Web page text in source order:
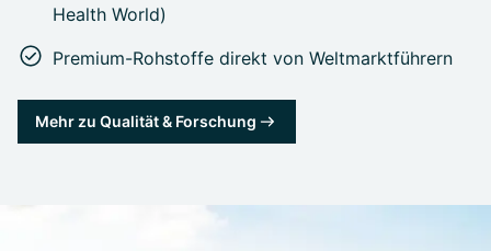
Health World)
Premium-Rohstoffe direkt von Weltmarktführern
Mehr zu Qualität & Forschung